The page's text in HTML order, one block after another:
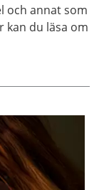
och annat som
kan du läsa om